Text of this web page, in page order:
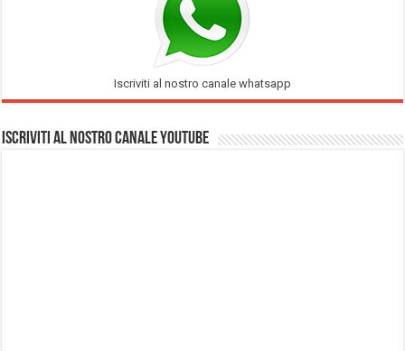
Iscriviti al nostro canale whatsapp
Iscriviti al nostro Canale Youtube